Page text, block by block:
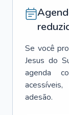
Se você
Jesus do
agenda
adesão.